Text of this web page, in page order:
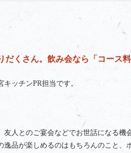
だくさん。飲み会なら「コース
ッチンPR担当です。
友人とのご宴会などでお世話になる機
逸品が楽しめるのはもちろんのこと、